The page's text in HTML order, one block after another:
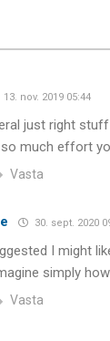
13. nov. 2019 05:44
just right
much effort
Vasta
30. sept. 2020
I might
simply
Vasta